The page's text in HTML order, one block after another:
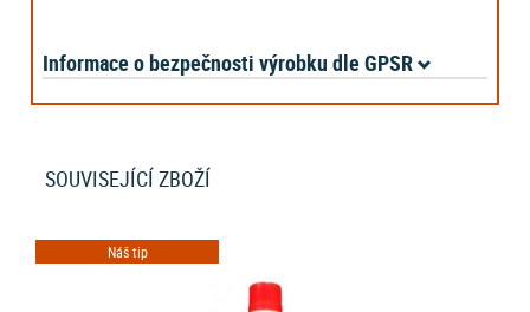
Informace o bezpečnosti výrobku dle GPSR
SOUVISEJÍCÍ ZBOŽÍ
Náš tip